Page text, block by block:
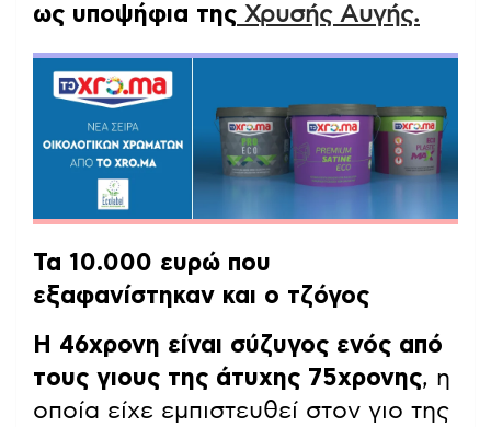
ως υποψήφια της Χρυσής Αυγής.
Τα 10.000 ευρώ που
εξαφανίστηκαν και ο τζόγος
Η 46χρονη είναι σύζυγος ενός από
τους γιους της άτυχης 75χρονης, η
οποία είχε εμπιστευθεί στον γιο της